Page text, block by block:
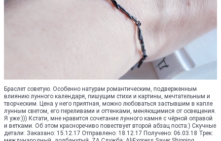
Браслет советую. Особенно натурам романтическим, подверженным
влиянию лунного календаря, пишущим стихи и картины, мечтательным и
творческим. Цена у него приятная, можно любоваться застывшим в капле
лунным светом, его переливами и оттенками, меняющимися от освещения.
Я уже:))) Кстати, мне нравится сочетание лунного камня с чёрной оправой
и ветками. Об этом красноречиво повествует второй абзац поста:) Скучные
детали: Заказано: 15.12.17 Отправлено: 18.12.17 Получено: 06.03.18 Трек: